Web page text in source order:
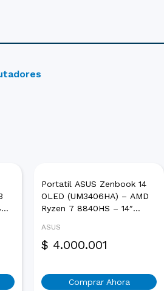
Portatil ASUS Zenbook 14
OLED (UM3406HA) – AMD
Ryzen 7 8840HS – 14″
1TB SSD – FreeDos –
Negro Jade
ASUS
$ 4.000.001
Comprar Ahora